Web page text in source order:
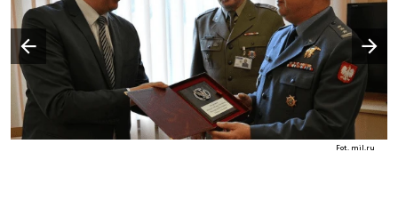
Fot. mil.ru
Poprzedni slajd
Następny slajd